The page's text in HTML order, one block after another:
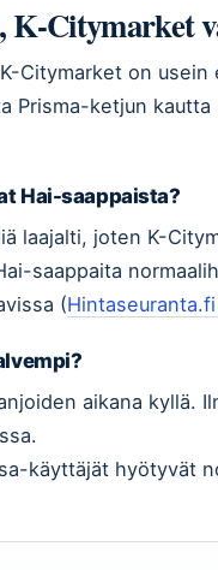
K-Citymarket
Citymarket on
Prisma-ketjun
Hai-saappaista?
laajalti, joten K-
saappaita
(
aikana kyllä.
käyttäjät hyötyvät